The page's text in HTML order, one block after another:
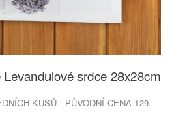
srdce 28x28cm
KUSŮ - PŮVODNÍ CENA 129.-